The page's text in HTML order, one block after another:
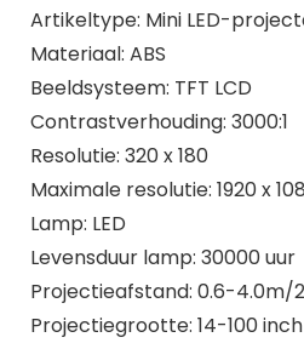
Artikeltype: Mini LED-
Materiaal: ABS
Beeldsysteem: TFT LCD
Contrastverhouding: 3000:1
Resolutie: 320 x 180
Maximale resolutie: 1920 x
Lamp: LED
Levensduur lamp: 30000 uur
Projectieafstand: 0.6-4.0m/
Projectiegrootte: 14-100 inch